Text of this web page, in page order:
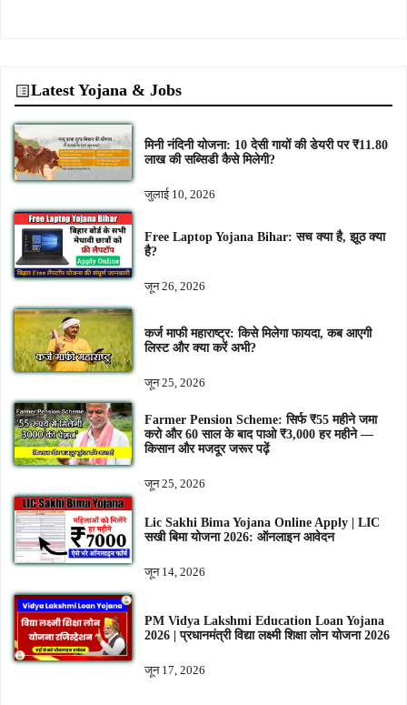
Latest Yojana & Jobs
मिनी नंदिनी योजना: 10 देसी गायों की डेयरी पर ₹11.80
लाख की सब्सिडी कैसे मिलेगी?
जुलाई 10, 2026
Free Laptop Yojana Bihar: सच क्या है, झूठ क्या
है?
जून 26, 2026
कर्ज माफी महाराष्ट्र: किसे मिलेगा फायदा, कब आएगी
लिस्ट और क्या करें अभी?
जून 25, 2026
Farmer Pension Scheme: सिर्फ ₹55 महीने जमा
करो और 60 साल के बाद पाओ ₹3,000 हर महीने —
किसान और मजदूर जरूर पढ़ें
जून 25, 2026
Lic Sakhi Bima Yojana Online Apply | LIC
सखी बिमा योजना 2026: ऑनलाइन आवेदन
जून 14, 2026
PM Vidya Lakshmi Education Loan Yojana
2026 | प्रधानमंत्री विद्या लक्ष्मी शिक्षा लोन योजना 2026
जून 17, 2026